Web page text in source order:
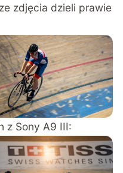
zdjęcia dzieli prawie
z Sony A9 III: